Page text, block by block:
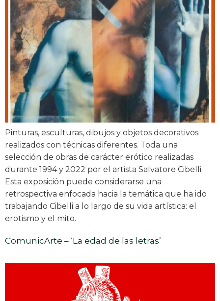
Pinturas, esculturas, dibujos y objetos decorativos
realizados con técnicas diferentes. Toda una
selección de obras de carácter erótico realizadas
durante 1994 y 2022 por el artista Salvatore Cibelli.
Esta exposición puede considerarse una
retrospectiva enfocada hacia la temática que ha ido
trabajando Cibelli a lo largo de su vida artística: el
erotismo y el mito.
ComunicArte – ‘La edad de las letras’